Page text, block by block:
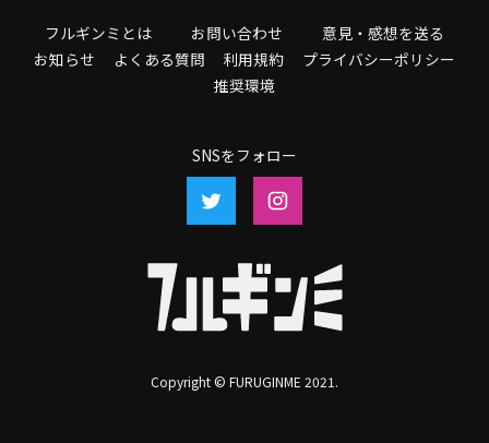
フルギンミとは お問い合わせ
意見・感想を送る
お知らせ
よくある質問 利用規約
プライバシーポリシー
推奨環境
SNSをフォロー
Copyright © FURUGINME 2021.